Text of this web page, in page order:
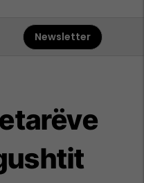
Newsletter